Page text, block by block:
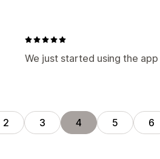
We just started using the
2 3 4 5 6